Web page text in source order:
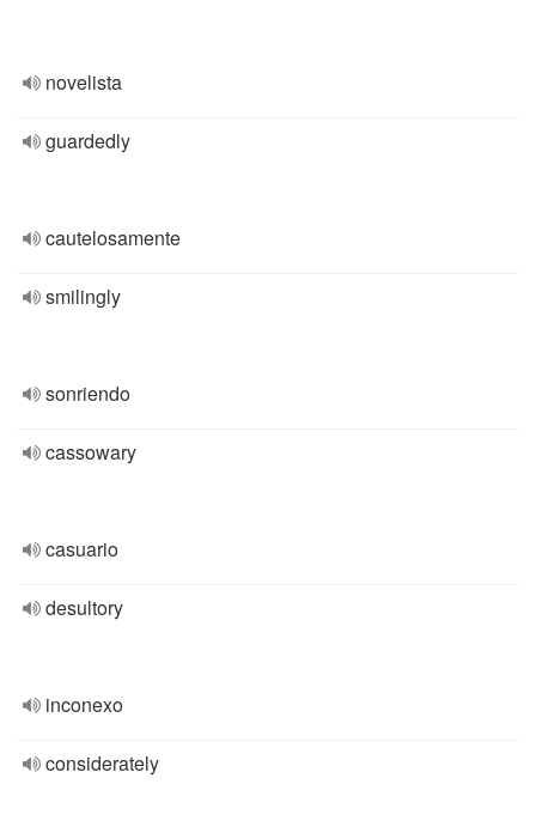
novelista
guardedly
cautelosamente
smilingly
sonriendo
cassowary
casuario
desultory
inconexo
considerately